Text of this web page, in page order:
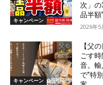
キャンペーン
次」
品半額
2026年5
キャンペーン
【父
ごす
音。
で”特